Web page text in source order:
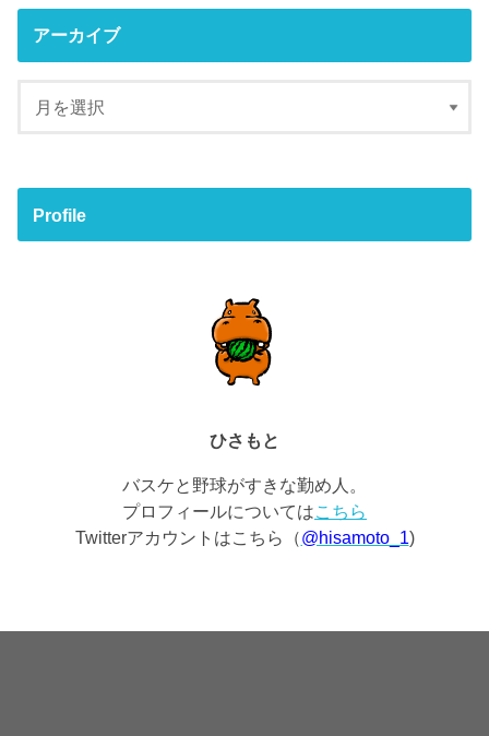
アーカイブ
Profile
ひさもと
バスケと野球がすきな勤め人。
プロフィールについてはこちら
Twitterアカウントはこちら（@hisamoto_1)